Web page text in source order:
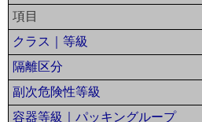
項目
クラス｜等級
隔離区分
副次危険性等級
容器等級｜パッキングループ